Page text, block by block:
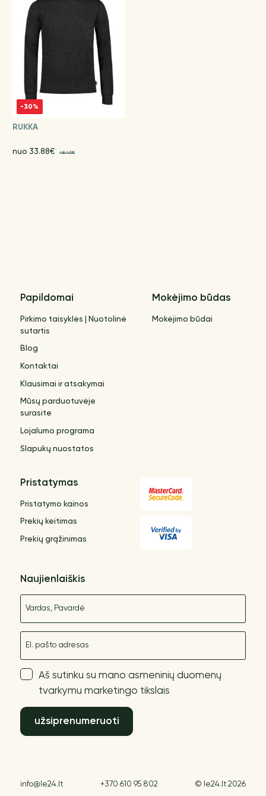
-30%
RUKKA
nuo 33.88€ 48.40€
Papildomai
Pirkimo taisyklės | Nuotolinė
sutartis
Blog
Kontaktai
Klausimai ir atsakymai
Mūsų parduotuvėje
surasite
Lojalumo programa
Slapukų nuostatos
Mokėjimo būdas
Mokėjimo būdai
Pristatymas
Pristatymo kainos
Prekių keitimas
Prekių grąžinimas
Naujienlaiškis
Aš sutinku su mano asmeninių duomenų
tvarkymu marketingo tikslais
užsiprenumeruoti
info@le24.lt +370 610 95 802 © le24.lt 2026